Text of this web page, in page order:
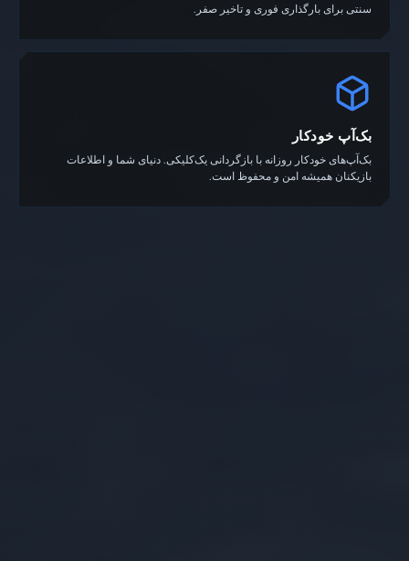
سنتی برای بارگذاری فوری و تاخیر صفر.
بک‌آپ خودکار
بک‌آپ‌های خودکار روزانه با بازگردانی یک‌کلیکی. دنیای شما و اطلاعات
بازیکنان همیشه امن و محفوظ است.